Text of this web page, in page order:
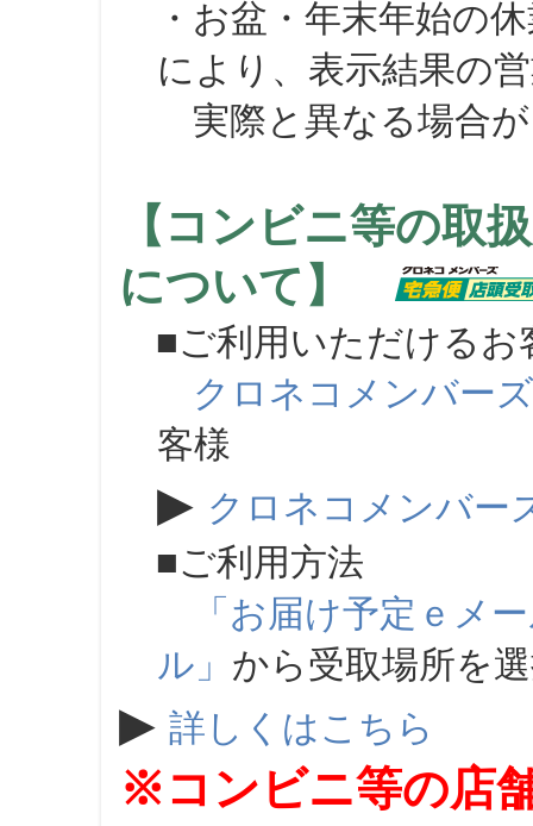
・お盆・年末年始の
により、表示結果の
実際と異なる場合が
【コンビニ等の取
について】
■ご利用いただけるお
クロネコメンバーズ
客様
▶ クロネコメンバー
■ご利用方法
「お届け予定ｅメ
ル」 から受取場所を
▶ 詳しくはこちら
※コンビニ等の店